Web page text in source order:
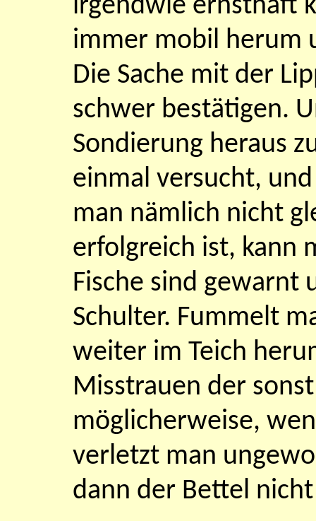
irgendwie ernsthaft
immer mobil herum
Die Sache mit der
schwer bestätigen.
Sondierung heraus
einmal versucht,
man nämlich nicht
erfolgreich ist, kann
Fische sind gewarnt
Schulter. Fummelt
weiter im Teich
Misstrauen der
möglicherweise,
verletzt man
dann der Bettel